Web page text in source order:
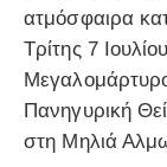
ατμόσφαιρα
Τρίτης 7
Πανηγυρική
στη Μηλιά